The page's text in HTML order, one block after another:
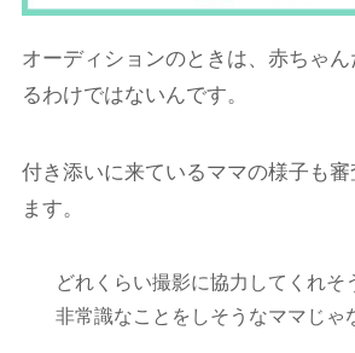
オーディションのときは、赤ちゃ
るわけではないんです。
付き添いに来ているママの様子も
ます。
どれくらい撮影に協力してくれそ
非常識なことをしそうなママじゃ